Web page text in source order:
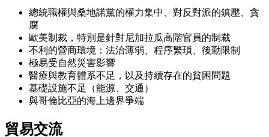
總統職權與桑地諾黨的權力集中、對反對派的鎮壓、貪
腐
歐美制裁，特別是針對尼加拉瓜高階官員的制裁
不利的營商環境：法治薄弱、程序繁瑣、後勤限制
極易受自然災害影響
醫療與教育體系不足，以及持續存在的貧困問題
基礎設施不足（能源、交通）
與哥倫比亞的海上邊界爭端
貿易交流